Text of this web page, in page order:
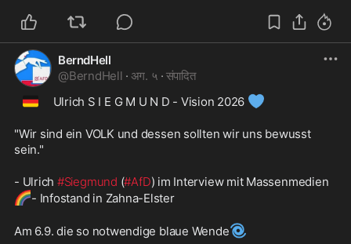
BerndHell
@BerndHell · अग. ५ · संपादित
🇩🇪
  Ulrich S I E G M U N D - Vision 2026
💙
"Wir sind ein VOLK und dessen sollten wir uns bewusst
sein."
- Ulrich #Siegmund (#AfD) im Interview mit Massenmedien
🌈- Infostand in Zahna-Elster
Am 6.9. die so notwendige blaue Wende🌀